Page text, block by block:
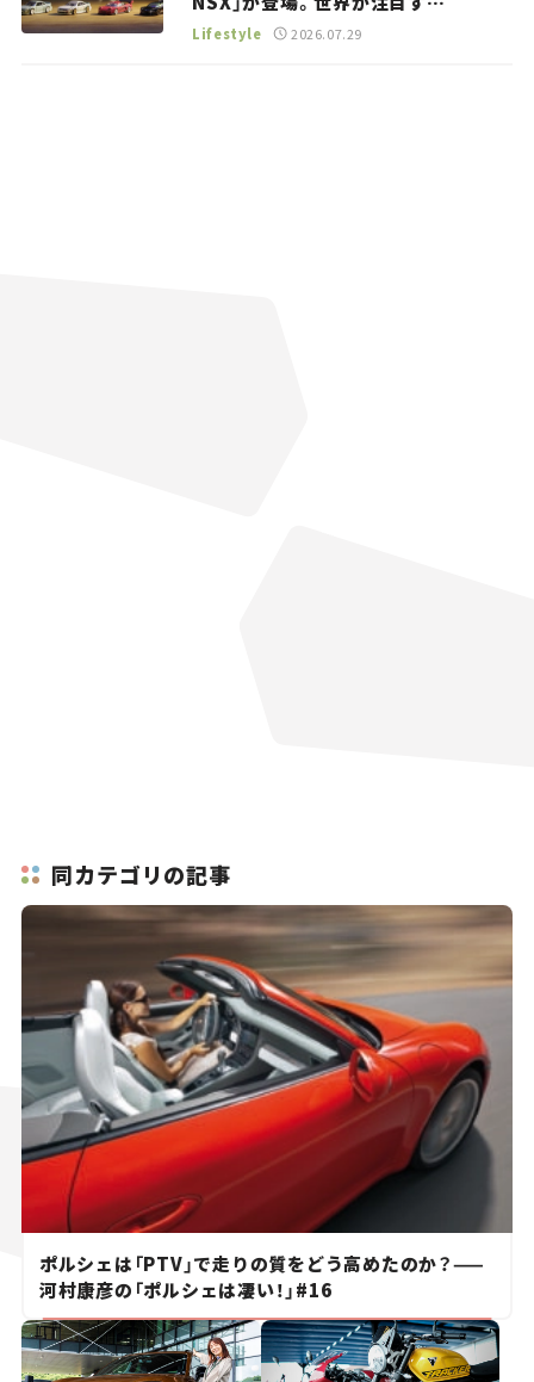
る“JDM”に焦点【クルマとホビー】
Lifestyle 2026.07.29
同カテゴリの記事
ポルシェは「PTV」で走りの質をどう高めたのか？——
河村康彦の「ポルシェは凄い！」#16